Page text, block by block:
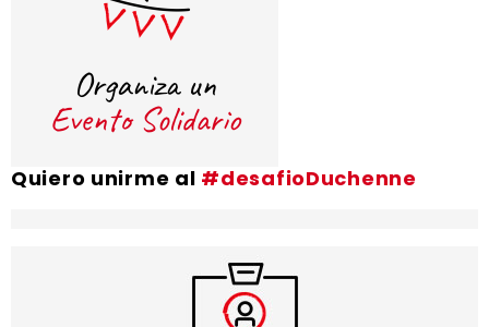
Quiero unirme al #desafioDuchenne